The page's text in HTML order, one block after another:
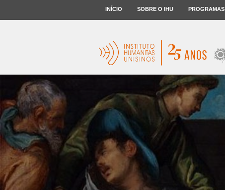
INÍCIO SOBRE O IHU PROGRAMAS